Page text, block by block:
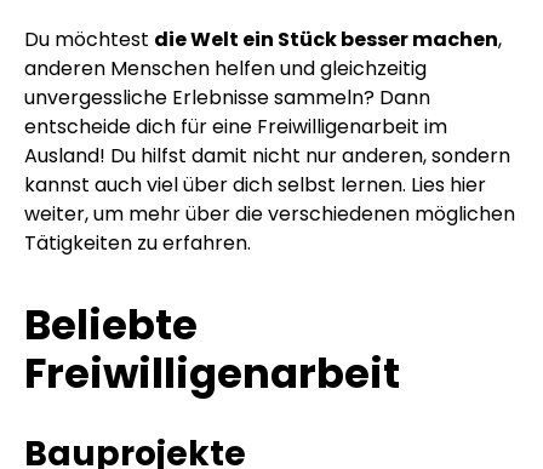
Du möchtest die Welt ein Stück besser machen,
anderen Menschen helfen und gleichzeitig
unvergessliche Erlebnisse sammeln? Dann
entscheide dich für eine Freiwilligenarbeit im
Ausland! Du hilfst damit nicht nur anderen, sondern
kannst auch viel über dich selbst lernen. Lies hier
weiter, um mehr über die verschiedenen möglichen
Tätigkeiten zu erfahren.
Beliebte
Freiwilligenarbeit
Bauprojekte